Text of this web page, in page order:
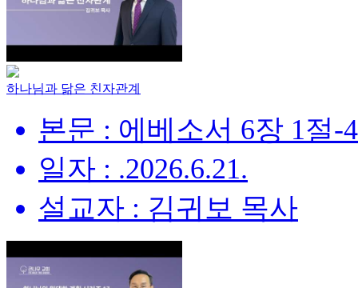
하나님과 닮은 친자관계
본문 : 에베소서 6장 1절-
일자 : .2026.6.21.
설교자 : 김귀보 목사